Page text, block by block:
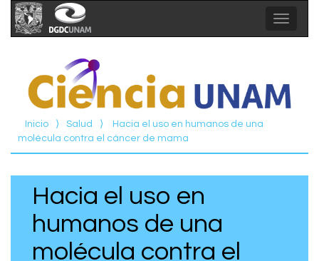
Toggle
Inicio ⟩ Salud ⟩
Hacia el uso en humanos de una
molécula contra el cáncer de mama
Hacia el uso en
humanos de una
molécula contra el